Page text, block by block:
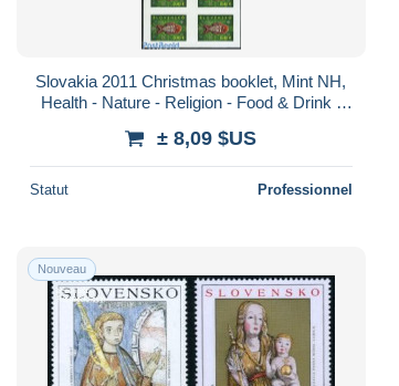
Slovakia 2011 Christmas booklet, Mint NH,
Health - Nature - Religion - Food & Drink -
± 8,09 $US
Statut Professionnel
Nouveau